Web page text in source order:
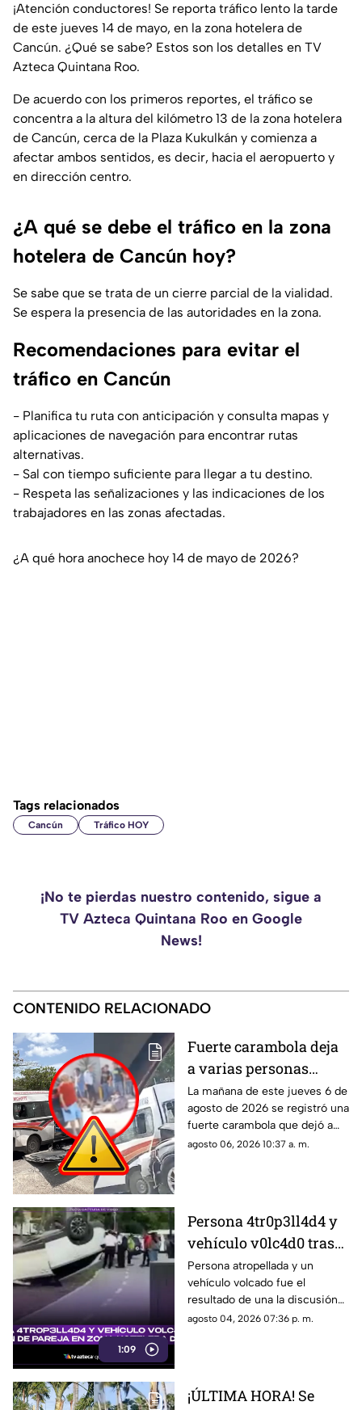
¡Atención conductores! Se reporta tráfico lento la tarde
de este jueves 14 de mayo, en la zona hotelera de
Cancún. ¿Qué se sabe? Estos son los detalles en TV
Azteca Quintana Roo.
De acuerdo con los primeros reportes, el tráfico se
concentra a la altura del kilómetro 13 de la zona hotelera
de Cancún, cerca de la Plaza Kukulkán y comienza a
afectar ambos sentidos, es decir, hacia el aeropuerto y
en dirección centro.
¿A qué se debe el tráfico en la zona
hotelera de Cancún hoy?
Se sabe que se trata de un cierre parcial de la vialidad.
Se espera la presencia de las autoridades en la zona.
Recomendaciones para evitar el
tráfico en Cancún
- Planifica tu ruta con anticipación y consulta mapas y
aplicaciones de navegación para encontrar rutas
alternativas.
- Sal con tiempo suficiente para llegar a tu destino.
- Respeta las señalizaciones y las indicaciones de los
trabajadores en las zonas afectadas.
¿A qué hora anochece hoy 14 de mayo de 2026?
Tags relacionados
Cancún Tráfico HOY
¡No te pierdas nuestro contenido, sigue a
TV Azteca Quintana Roo en Google
News!
CONTENIDO RELACIONADO
Fuerte carambola deja
a varias personas
l3s10n4d4s en la Av.
Nichupté de Cancún
HOY, jueves 6 de agosto
de 2026; se reporta
La mañana de este jueves 6 de
agosto de 2026 se registró una
fuerte carambola que dejó a
varias personas lesionadas en
agosto 06, 2026 10:37 a. m.
1:09
Persona 4tr0p3ll4d4 y
vehículo v0lc4d0 tras
discusión de una
pareja: ¿Qué pasó en la
Zona Hotelera de
Cancún HOY, 4 de
Persona atropellada y un
vehículo volcado fue el
resultado de una la discusión
de una pareja. Aquí los detalles
agosto 04, 2026 07:36 p. m.
¡ÚLTIMA HORA! Se